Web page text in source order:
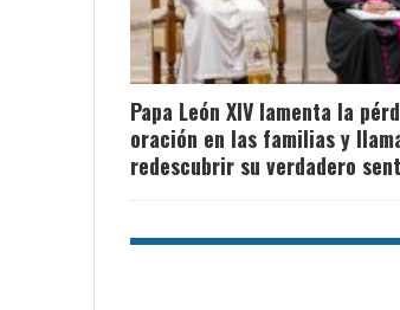
Papa León XIV lamenta la
oración en las familias y
redescubrir su verdadero